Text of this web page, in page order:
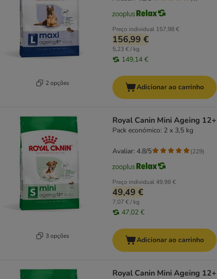
2 opções
Preço individual 157,98 €
156,99 €
5,23 € / kg
149,14 €
Adicionar ao carrinho
3 opções
Royal Canin Mini Ageing 12+
Pack económico: 2 x 3,5 kg
Preço individual49,98 €
49,49 €
7,07 € / kg
47,02 €
Avaliar: 4.8/5 (229)
Adicionar ao carrinho
Royal Canin Mini Ageing 12+